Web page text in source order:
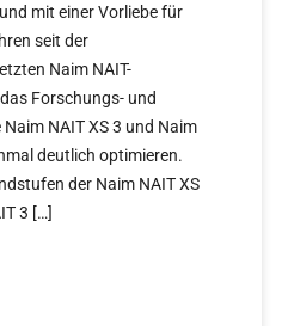
mit einer Vorliebe für
seit der
Naim NAIT-
Forschungs- und
NAIT XS 3 und Naim
deutlich optimieren.
der Naim NAIT XS
3 […]